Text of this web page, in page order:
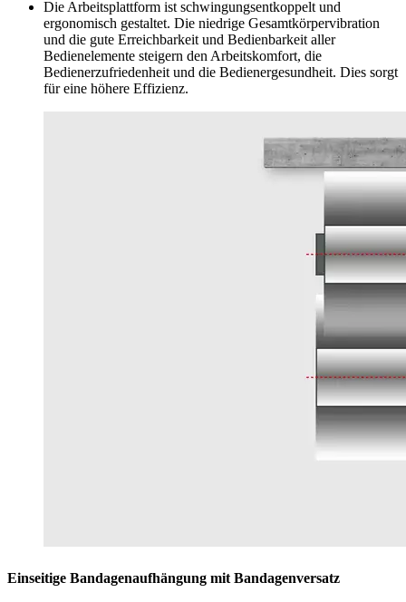
Die Arbeitsplattform ist schwingungsentkoppelt und
ergonomisch gestaltet. Die niedrige Gesamtkörpervibration
und die gute Erreichbarkeit und Bedienbarkeit aller
Bedienelemente steigern den Arbeitskomfort, die
Bedienerzufriedenheit und die Bedienergesundheit. Dies sorgt
für eine höhere Effizienz.
Einseitige Bandagenaufhängung mit Bandagenversatz